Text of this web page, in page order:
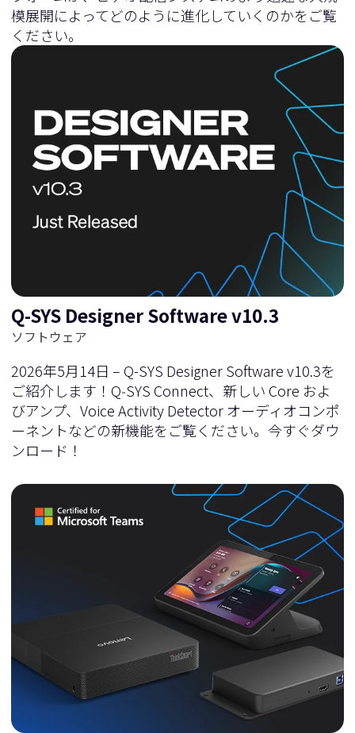
模展開によってどのように進化していくのかをご覧
ください。
Q-SYS Designer Software v10.3
ソフトウェア
2026年5月14日 – Q-SYS Designer Software v10.3を
ご紹介します！Q‑SYS Connect、新しい Core およ
びアンプ、Voice Activity Detector オーディオコンポ
ーネントなどの新機能をご覧ください。今すぐダウ
ンロード！